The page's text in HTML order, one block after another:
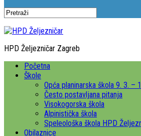
HPD Željezničar Zagreb
Početna
Škole
Opća planinarska škola 9. 3. –
Često postavljana pitanja
Visokogorska škola
Alpinistička škola
Speleološka škola HPD
Obilaznice